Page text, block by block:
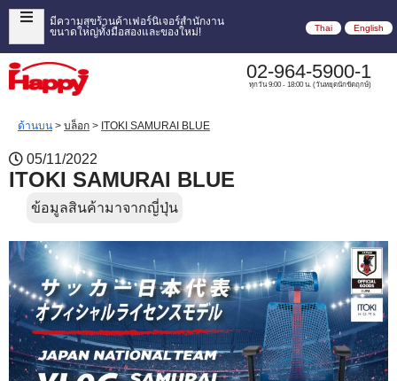
มีความสุขร้านค้าเฟอร์นิเจอร์สำนักงาน
ขนาดใหญ่ทั้งมือสองและของใหม่!
Thai English
02-964-5900-1
ทุกวัน 9:00 - 18:00 น. (วันหยุดนักขัตฤกษ์)
ด้านบน > บล็อก > ITOKI SAMURAI BLUE
05/11/2022
ITOKI SAMURAI BLUE
ข้อมูลสินค้ามาจากญี่ปุ่น